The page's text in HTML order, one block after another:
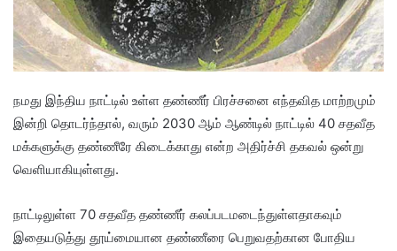
நமது இந்திய நாட்டில் உள்ள தண்ணீர் பிரச்சனை எந்தவித மாற்றமும்
இன்றி தொடர்ந்தால், வரும் 2030 ஆம் ஆண்டில் நாட்டில் 40 சதவீத
மக்களுக்கு தண்ணீரே கிடைக்காது என்ற அதிர்ச்சி தகவல் ஒன்று
வெளியாகியுள்ளது.
நாட்டிலுள்ள 70 சதவீத தண்ணீர் கலப்படமடைந்துள்ளதாகவும்
இதையடுத்து தூய்மையான தண்ணீரை பெறுவதற்கான போதிய